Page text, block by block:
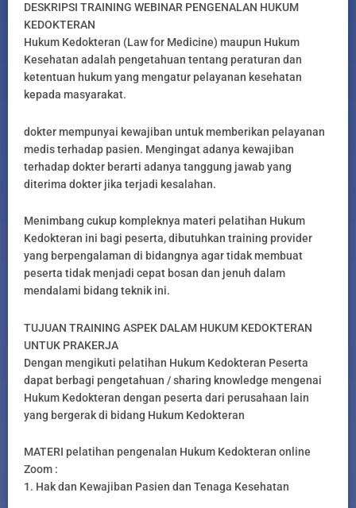
DESKRIPSI TRAINING WEBINAR PENGENALAN HUKUM
KEDOKTERAN
Hukum Kedokteran (Law for Medicine) maupun Hukum
Kesehatan adalah pengetahuan tentang peraturan dan
ketentuan hukum yang mengatur pelayanan kesehatan
kepada masyarakat.
dokter mempunyai kewajiban untuk memberikan pelayanan
medis terhadap pasien. Mengingat adanya kewajiban
terhadap dokter berarti adanya tanggung jawab yang
diterima dokter jika terjadi kesalahan.
Menimbang cukup kompleknya materi pelatihan Hukum
Kedokteran ini bagi peserta, dibutuhkan training provider
yang berpengalaman di bidangnya agar tidak membuat
peserta tidak menjadi cepat bosan dan jenuh dalam
mendalami bidang teknik ini.
TUJUAN TRAINING ASPEK DALAM HUKUM KEDOKTERAN
UNTUK PRAKERJA
Dengan mengikuti pelatihan Hukum Kedokteran Peserta
dapat berbagi pengetahuan / sharing knowledge mengenai
Hukum Kedokteran dengan peserta dari perusahaan lain
yang bergerak di bidang Hukum Kedokteran
MATERI pelatihan pengenalan Hukum Kedokteran online
Zoom :
1. Hak dan Kewajiban Pasien dan Tenaga Kesehatan